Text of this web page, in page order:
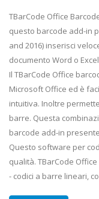
TBarCode Office
questo barcode add-in
and 2016) inserisci
documento Word o
Il TBarCode Office
Microsoft Office ed è
intuitiva. Inoltre
barre. Questa
barcode add-in
Questo software per
qualità. TBarCode
- codici a barre lineari,